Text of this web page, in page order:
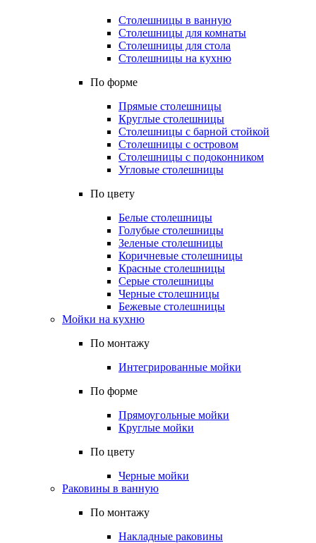
Столешницы в ванную
Столешницы для комнаты
Столешницы для стола
Столешницы на кухню
По форме
Прямые столешницы
Круглые столешницы
Столешницы с барной стойкой
Столешницы с островом
Столешницы с подоконником
Угловые столешницы
По цвету
Белые столешницы
Голубые столешницы
Зеленые столешницы
Коричневые столешницы
Красные столешницы
Серые столешницы
Черные столешницы
Бежевые столешницы
Мойки на кухню
По монтажу
Интегрированные мойки
По форме
Прямоугольные мойки
Круглые мойки
По цвету
Черные мойки
Раковины в ванную
По монтажу
Накладные раковины